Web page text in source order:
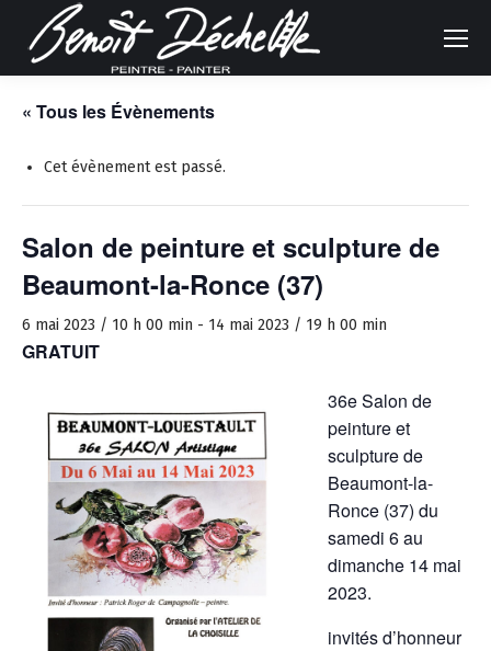
« Tous les Évènements
Cet évènement est passé.
Salon de peinture et sculpture de
Beaumont-la-Ronce (37)
6 mai 2023 / 10 h 00 min - 14 mai 2023 / 19 h 00 min
GRATUIT
36e Salon de
peinture et
sculpture de
Beaumont-la-
Ronce (37) du
samedi 6 au
dimanche 14 mai
2023.
invités d’honneur